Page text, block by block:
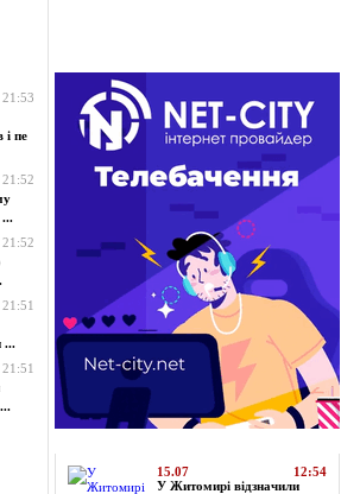
21:53
і пе
21:52
...
21:52
21:51
...
21:51
15.07
12:54
У Житомирі відзначили